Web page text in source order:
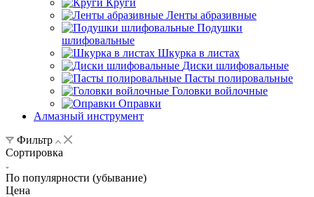
Ленты абразивные
Подушки
шлифовальные
Шкурка в листах
Диски шлифовальные
Пасты полировальные
Головки войлочные
Оправки
Алмазный инструмент
Фильтр
Сортировка
По популярности (убывание)
Цена